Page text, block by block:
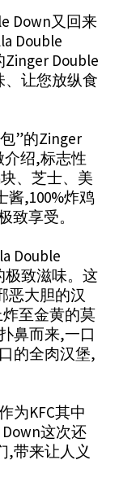
Down又回来
Double
Double
、让您放纵食
”的Zinger
介绍,标志性
、芝士、美
酱,100%炸鸡
致享受。
Double
极致滋味。这
恶大胆的汉
至金黄的莫
鼻而来,一口
的全肉汉堡,
为KFC其中
这次还
,带来让人义